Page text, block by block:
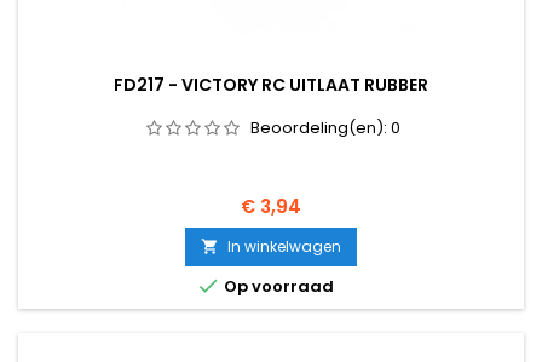
FD217 - VICTORY RC UITLAAT RUBBER
Beoordeling(en): 0
Prijs
€ 3,94
 In winkelwagen
 Op voorraad